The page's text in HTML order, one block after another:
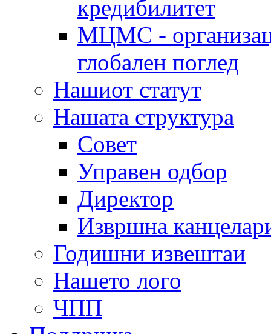
кредибилитет
МЦМС -
глобален поглед
Нашиот статут
Нашата структура
Совет
Управен одбор
Директор
Извршна
Годишни извештаи
Нашето лого
ЧПП